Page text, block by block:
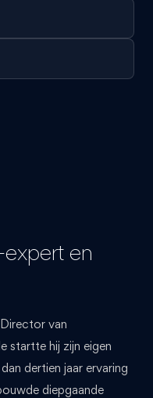
en
van
startte hij zijn eigen
dertien jaar ervaring
diepgaande